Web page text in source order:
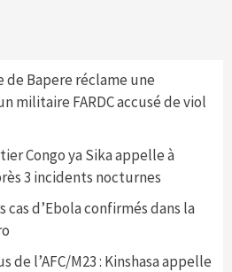
de Bapere réclame une
militaire FARDC accusé de viol
Congo ya Sika appelle à
3 incidents nocturnes
d’Ebola confirmés dans la
de l’AFC/M23 : Kinshasa appelle